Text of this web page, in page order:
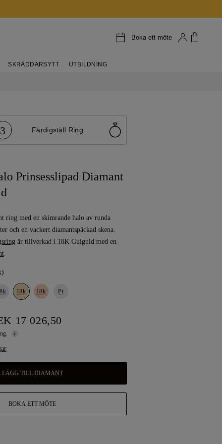
Boka ett möte
SKRÄDDARSYTT UTBILDNING
3 Färdigställ Ring
Prinsesslipad Diamant
ring med en skimrande halo av runda
och en vackert diamantspäckad skena.
är tillverkad i 18K Gulguld med en
.
18k 18k Pt
17 026,50
LÄGG TILL DIAMANT
BOKA ETT MÖTE